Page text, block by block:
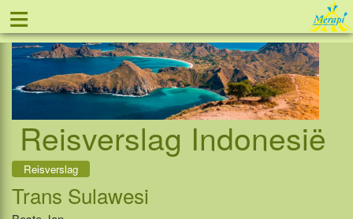
≡ Tel: 088 - 81 11 999
Reisverslag Indonesië
Reisverslag
Trans Sulawesi